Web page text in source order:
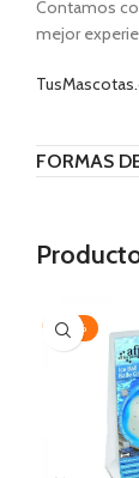
Contamos
mejor
FORMAS
-20%